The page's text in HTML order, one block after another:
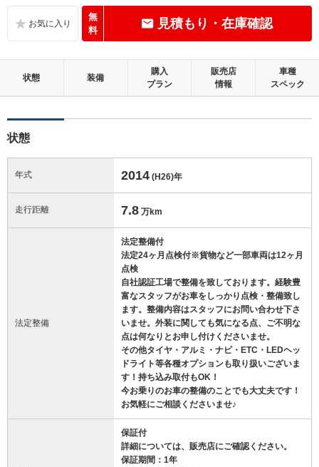
無
料
見積もり・在庫確認
状態 装備
購入
プラン
販売店
情報
車種
スペック
状態
年式 2014 (H26)年
走行距離 7.8 万km
法定整備
法定整備付
法定24ヶ月点検付※貨物など一部車両は12ヶ月
点検
自社認証工場で整備を致しております。経験豊
富なスタッフがお車をしっかり点検・整備致し
ます。整備内容はスタッフにお問い合わせ下さ
いませ。外装に関しても気になる点、ご不明な
点は何なりとお申し付けくださいませ。
その他タイヤ・アルミ・ナビ・ETC・LEDヘッ
ドライト等各種オプションも取り扱いございま
す！持ち込み取付もOK！
今お乗りのお車の整備のことでも大丈夫です！
お気軽にご相談くださいませ♪
保証付
詳細については、販売店にご確認ください。
保証期間：1年